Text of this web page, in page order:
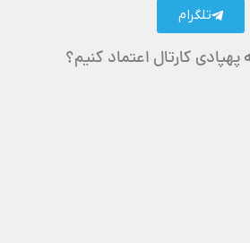
تلگرام
کارتال اعتماد کنیم؟